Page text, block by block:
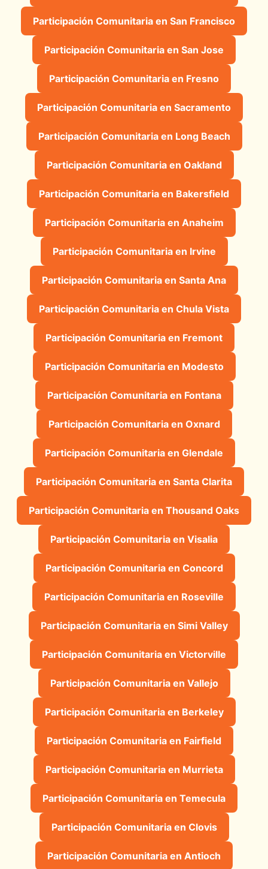
Participación Comunitaria en San Francisco
Participación Comunitaria en San Jose
Participación Comunitaria en Fresno
Participación Comunitaria en Sacramento
Participación Comunitaria en Long Beach
Participación Comunitaria en Oakland
Participación Comunitaria en Bakersfield
Participación Comunitaria en Anaheim
Participación Comunitaria en Irvine
Participación Comunitaria en Santa Ana
Participación Comunitaria en Chula Vista
Participación Comunitaria en Fremont
Participación Comunitaria en Modesto
Participación Comunitaria en Fontana
Participación Comunitaria en Oxnard
Participación Comunitaria en Glendale
Participación Comunitaria en Santa Clarita
Participación Comunitaria en Thousand Oaks
Participación Comunitaria en Visalia
Participación Comunitaria en Concord
Participación Comunitaria en Roseville
Participación Comunitaria en Simi Valley
Participación Comunitaria en Victorville
Participación Comunitaria en Vallejo
Participación Comunitaria en Berkeley
Participación Comunitaria en Fairfield
Participación Comunitaria en Murrieta
Participación Comunitaria en Temecula
Participación Comunitaria en Clovis
Participación Comunitaria en Antioch